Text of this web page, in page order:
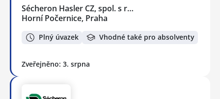
Sécheron Hasler CZ, spol. s r…
Horní Počernice, Praha
Plný úvazek Vhodné také pro absolventy
Zveřejněno: 3. srpna